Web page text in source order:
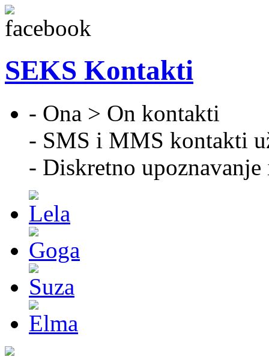
SEKS Kontakti
- Ona > On kontakti
- SMS i MMS kontakti
- Diskretno upoznavanje